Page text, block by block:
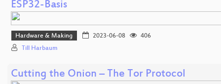
ESP32-Basis
Hardware & Making 2023-06-08
406
Till Harbaum
Cutting the Onion – The Tor Protocol